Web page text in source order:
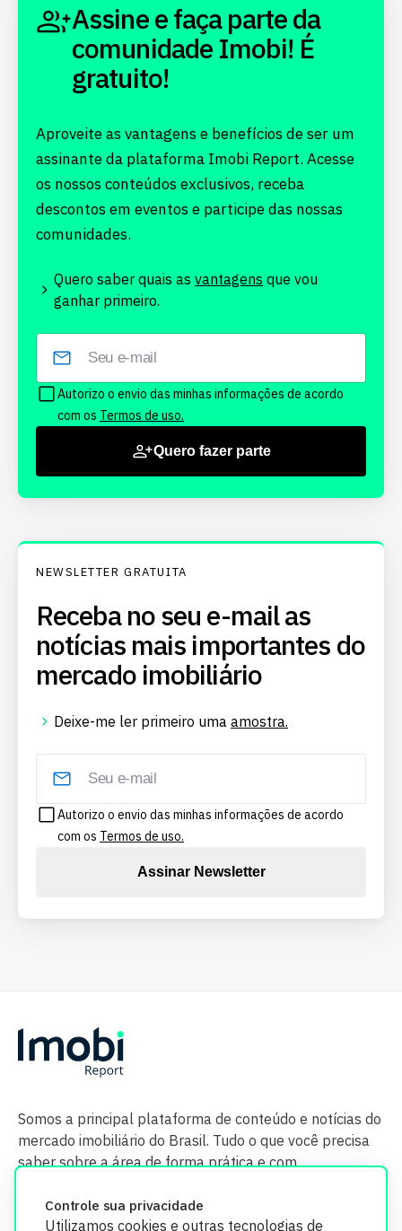
Controle sua privacidade
Utilizamos cookies e outras tecnologias de
Assine e faça parte da
comunidade Imobi! É
gratuito!
Aproveite as vantagens e benefícios de ser um
assinante da plataforma Imobi Report. Acesse
os nossos conteúdos exclusivos, receba
descontos em eventos e participe das nossas
comunidades.
Quero saber quais as vantagens que vou
ganhar primeiro.
Autorizo o envio das minhas informações de acordo
com os Termos de uso.
Quero fazer parte
NEWSLETTER GRATUITA
Receba no seu e-mail as
notícias mais importantes do
mercado imobiliário
Deixe-me ler primeiro uma amostra.
Autorizo o envio das minhas informações de acordo
com os Termos de uso.
Assinar Newsletter
Somos a principal plataforma de conteúdo e notícias do
mercado imobiliário do Brasil. Tudo o que você precisa
saber sobre a área de forma prática e com